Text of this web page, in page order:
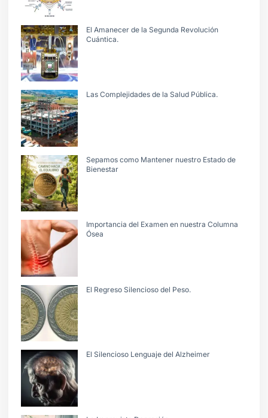
El Amanecer de la Segunda Revolución
Cuántica.
Las Complejidades de la Salud Pública.
Sepamos como Mantener nuestro Estado de
Bienestar
Importancia del Examen en nuestra Columna
Ósea
El Regreso Silencioso del Peso.
El Silencioso Lenguaje del Alzheimer